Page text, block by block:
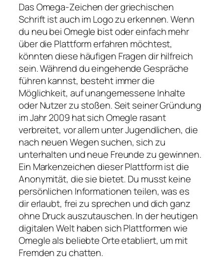
Das Omega-Zeichen der griechischen
Schrift ist auch im Logo zu erkennen. Wenn
du neu bei Omegle bist oder einfach mehr
über die Plattform erfahren möchtest,
könnten diese häufigen Fragen dir hilfreich
sein. Während du eingehende Gespräche
führen kannst, besteht immer die
Möglichkeit, auf unangemessene Inhalte
oder Nutzer zu stoßen. Seit seiner Gründung
im Jahr 2009 hat sich Omegle rasant
verbreitet, vor allem unter Jugendlichen, die
nach neuen Wegen suchen, sich zu
unterhalten und neue Freunde zu gewinnen.
Ein Markenzeichen dieser Plattform ist die
Anonymität, die sie bietet. Du musst keine
persönlichen Informationen teilen, was es
dir erlaubt, frei zu sprechen und dich ganz
ohne Druck auszutauschen. In der heutigen
digitalen Welt haben sich Plattformen wie
Omegle als beliebte Orte etabliert, um mit
Fremden zu chatten.